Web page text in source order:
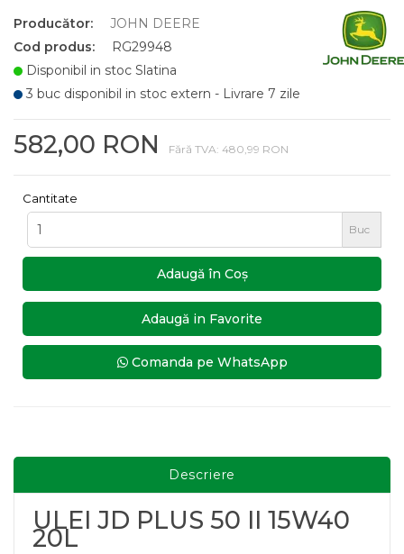
Producător:
JOHN DEERE
Cod produs:
RG29948
Disponibil in stoc Slatina
3 buc disponibil in stoc extern - Livrare 7 zile
582,00 RON Fără TVA: 480,99 RON
Cantitate
Buc
Adaugă în Coş
Adaugă in Favorite
Comanda pe WhatsApp
Descriere
ULEI JD PLUS 50 II 15W40
20L